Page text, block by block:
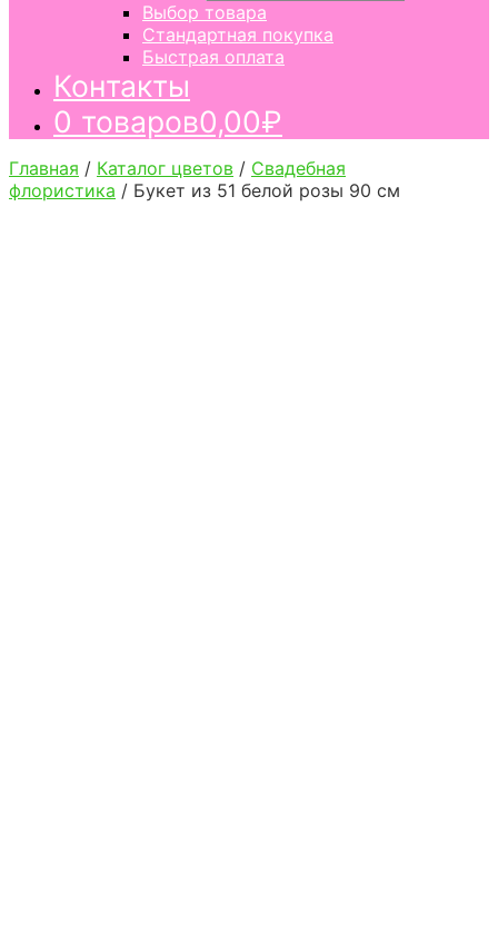
Выбор товара
Стандартная покупка
Быстрая оплата
Контакты
0 товаров0,00₽
Главная / Каталог цветов / Свадебная
флористика / Букет из 51 белой розы 90 см